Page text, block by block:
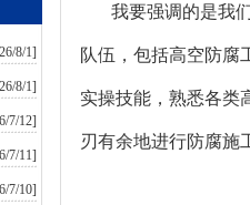
8/1]
8/1]
7/12]
7/11]
7/10]
我要强调的是我
队伍，包括高空防腐
实操技能，熟悉各类
刃有余地进行防腐施